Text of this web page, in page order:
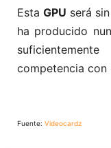
EstaGPU será
ha producido
competencia con
Fuente: Videocardz